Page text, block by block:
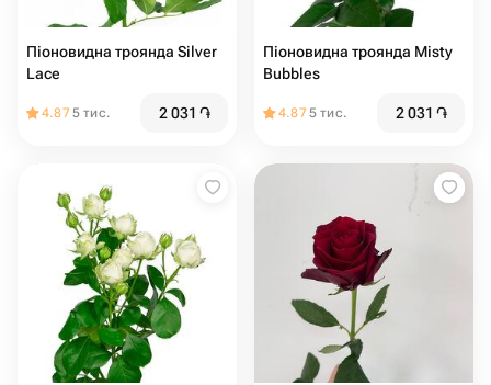
Піоновидна троянда Silver
Lace
4.875 тис. 2 031 ֏
Піоновидна троянда Misty
Bubbles
4.875 тис. 2 031 ֏